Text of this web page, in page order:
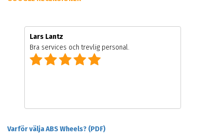
Lars Lantz
Bra services och trevlig personal.
Varför välja ABS Wheels? (PDF)